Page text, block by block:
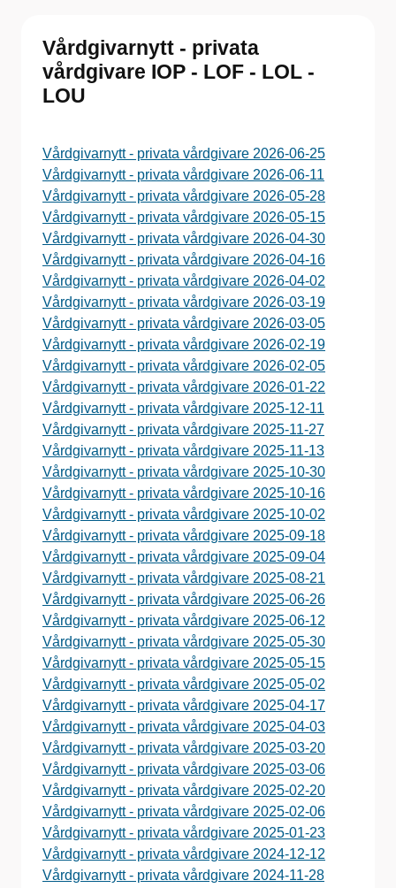
Vårdgivarnytt - privata
vårdgivare IOP - LOF - LOL -
LOU
Vårdgivarnytt - privata vårdgivare 2026-06-25
Vårdgivarnytt - privata vårdgivare 2026-06-11
Vårdgivarnytt - privata vårdgivare 2026-05-28
Vårdgivarnytt - privata vårdgivare 2026-05-15
Vårdgivarnytt - privata vårdgivare 2026-04-30
Vårdgivarnytt - privata vårdgivare 2026-04-16
Vårdgivarnytt - privata vårdgivare 2026-04-02
Vårdgivarnytt - privata vårdgivare 2026-03-19
Vårdgivarnytt - privata vårdgivare 2026-03-05
Vårdgivarnytt - privata vårdgivare 2026-02-19
Vårdgivarnytt - privata vårdgivare 2026-02-05
Vårdgivarnytt - privata vårdgivare 2026-01-22
Vårdgivarnytt - privata vårdgivare 2025-12-11
Vårdgivarnytt - privata vårdgivare 2025-11-27
Vårdgivarnytt - privata vårdgivare 2025-11-13
Vårdgivarnytt - privata vårdgivare 2025-10-30
Vårdgivarnytt - privata vårdgivare 2025-10-16
Vårdgivarnytt - privata vårdgivare 2025-10-02
Vårdgivarnytt - privata vårdgivare 2025-09-18
Vårdgivarnytt - privata vårdgivare 2025-09-04
Vårdgivarnytt - privata vårdgivare 2025-08-21
Vårdgivarnytt - privata vårdgivare 2025-06-26
Vårdgivarnytt - privata vårdgivare 2025-06-12
Vårdgivarnytt - privata vårdgivare 2025-05-30
Vårdgivarnytt - privata vårdgivare 2025-05-15
Vårdgivarnytt - privata vårdgivare 2025-05-02
Vårdgivarnytt - privata vårdgivare 2025-04-17
Vårdgivarnytt - privata vårdgivare 2025-04-03
Vårdgivarnytt - privata vårdgivare 2025-03-20
Vårdgivarnytt - privata vårdgivare 2025-03-06
Vårdgivarnytt - privata vårdgivare 2025-02-20
Vårdgivarnytt - privata vårdgivare 2025-02-06
Vårdgivarnytt - privata vårdgivare 2025-01-23
Vårdgivarnytt - privata vårdgivare 2024-12-12
Vårdgivarnytt - privata vårdgivare 2024-11-28